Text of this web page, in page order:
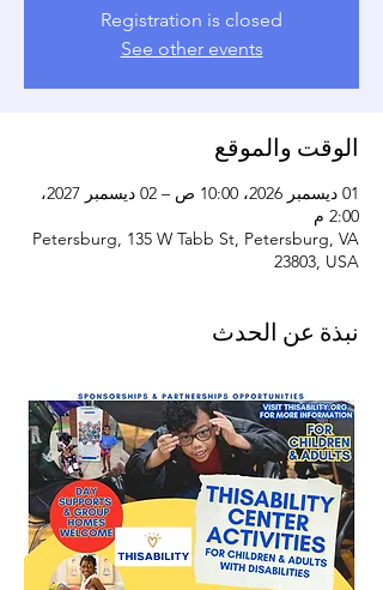
Registration is closed
See other events
الوقت والموقع
01 ديسمبر 2026، 10:00 ص – 02 ديسمبر 2027،
2:00 م
Petersburg, 135 W Tabb St, Petersburg, VA
23803, USA
نبذة عن الحدث